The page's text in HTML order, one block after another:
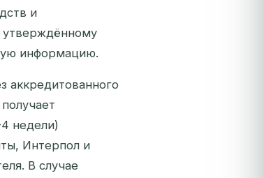
и
утверждённому
информацию.
аккредитованного
недели)
Интерпол и
В случае